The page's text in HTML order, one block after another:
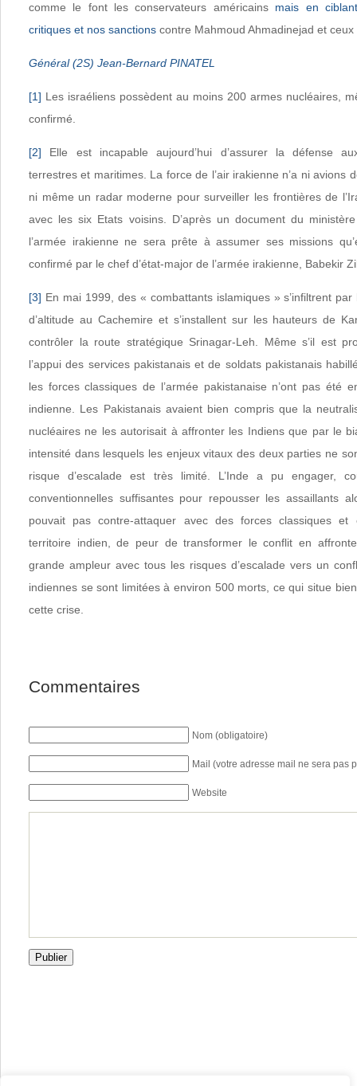
comme le font les conservateurs américains mais en
critiques et nos sanctions contre Mahmoud Ahmadinejad et
Général (2S) Jean-Bernard PINATEL
[1] Les israéliens possèdent au moins 200 armes nucléaires,
confirmé.
[2] Elle est incapable aujourd’hui d’assurer la défense
terrestres et maritimes. La force de l’air irakienne n’a ni avions
ni même un radar moderne pour surveiller les frontières de
avec les six Etats voisins. D’après un document du
l’armée irakienne ne sera prête à assumer ses missions
confirmé par le chef d’état-major de l’armée irakienne, Babekir
[3] En mai 1999, des « combattants islamiques » s’infiltrent
d’altitude au Cachemire et s’installent sur les hauteurs de
contrôler la route stratégique Srinagar-Leh. Même s’il est
l’appui des services pakistanais et de soldats pakistanais
les forces classiques de l’armée pakistanaise n’ont pas été
indienne. Les Pakistanais avaient bien compris que la
nucléaires ne les autorisait à affronter les Indiens que par le
intensité dans lesquels les enjeux vitaux des deux parties ne
risque d’escalade est très limité. L’Inde a pu engager,
conventionnelles suffisantes pour repousser les assaillants
pouvait pas contre-attaquer avec des forces classiques et
territoire indien, de peur de transformer le conflit en
grande ampleur avec tous les risques d’escalade vers un
indiennes se sont limitées à environ 500 morts, ce qui situe
cette crise.
Commentaires
Nom (obligatoire)
Mail (votre adresse mail ne sera pas
Website